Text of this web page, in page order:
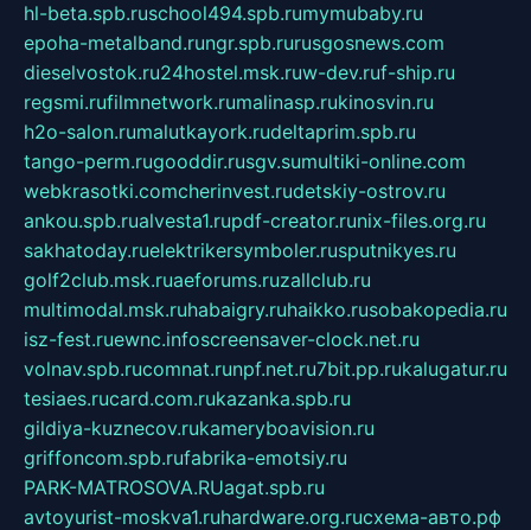
hl-beta.spb.ruschool494.spb.rumymubaby.ru
epoha-metalband.rungr.spb.rurusgosnews.com
dieselvostok.ru24hostel.msk.ruw-dev.ruf-ship.ru
regsmi.rufilmnetwork.rumalinasp.rukinosvin.ru
h2o-salon.rumalutkayork.rudeltaprim.spb.ru
tango-perm.rugooddir.rusgv.sumultiki-online.com
webkrasotki.comcherinvest.rudetskiy-ostrov.ru
ankou.spb.rualvesta1.rupdf-creator.runix-files.org.ru
sakhatoday.ruelektrikersymboler.rusputnikyes.ru
golf2club.msk.ruaeforums.ruzallclub.ru
multimodal.msk.ruhabaigry.ruhaikko.rusobakopedia.ru
isz-fest.ruewnc.infoscreensaver-clock.net.ru
volnav.spb.rucomnat.runpf.net.ru7bit.pp.rukalugatur.ru
tesiaes.rucard.com.rukazanka.spb.ru
gildiya-kuznecov.rukameryboavision.ru
griffoncom.spb.rufabrika-emotsiy.ru
PARK-MATROSOVA.RUagat.spb.ru
avtoyurist-moskva1.ruhardware.org.ruсхема-авто.рф